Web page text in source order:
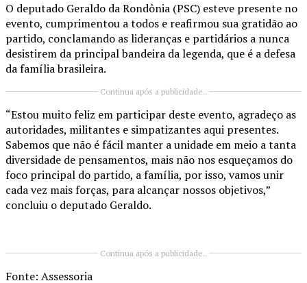
O deputado Geraldo da Rondônia (PSC) esteve presente no
evento, cumprimentou a todos e reafirmou sua gratidão ao
partido, conclamando as lideranças e partidários a nunca
desistirem da principal bandeira da legenda, que é a defesa
da família brasileira.
Continua após a publicidade..
“Estou muito feliz em participar deste evento, agradeço as
autoridades, militantes e simpatizantes aqui presentes.
Sabemos que não é fácil manter a unidade em meio a tanta
diversidade de pensamentos, mais não nos esqueçamos do
foco principal do partido, a família, por isso, vamos unir
cada vez mais forças, para alcançar nossos objetivos,”
concluiu o deputado Geraldo.
Continua após a publicidade..
Fonte: Assessoria